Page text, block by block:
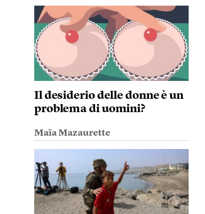
Il desiderio delle donne è un
problema di uomini?
Maïa Mazaurette